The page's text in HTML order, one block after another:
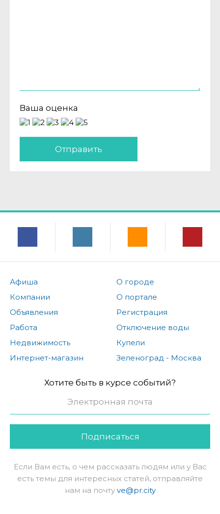
Ваша оценка
Отправить
Афиша
Компании
Объявления
Работа
Недвижимость
Интернет-магазин
О городе
О портале
Регистрация
Отключение воды
Купели
Зеленоград - Москва
Хотите быть в курсе событий?
Подписаться
Если Вам есть, о чем рассказать людям или у Вас
есть темы для интересных статей, отправляйте
нам на почту ve@pr.city